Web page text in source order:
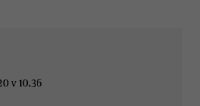
v 10.36